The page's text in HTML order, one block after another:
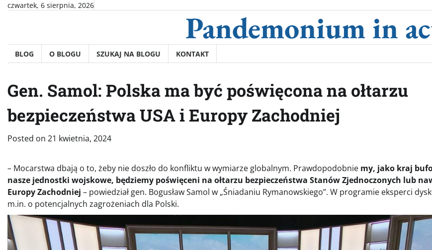
Skipczwartek, 6 sierpnia, 2026
Pandemonium in
BLOG O BLOGU SZUKAJ NA BLOGU KONTAKT
Gen. Samol: Polska ma być poświęcona na ołtarzu
bezpieczeństwa USA i Europy Zachodniej
Posted on 21 kwietnia, 2024
– Mocarstwa dbają o to, żeby nie doszło do konfliktu w wymiarze globalnym. Prawdopodobnie my, jako kraj
nasze jednostki wojskowe, będziemy poświęceni na ołtarzu bezpieczeństwa Stanów Zjednoczonych lub
Europy Zachodniej – powiedział gen. Bogusław Samol w „Śniadaniu Rymanowskiego”. W programie eksperci
m.in. o potencjalnych zagrożeniach dla Polski.